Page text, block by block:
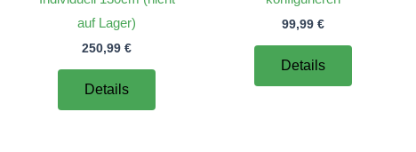
auf Lager)
250,99€
Details
99,99 €
Details